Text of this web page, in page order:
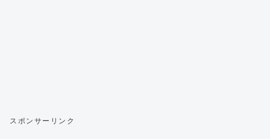
スポンサーリンク